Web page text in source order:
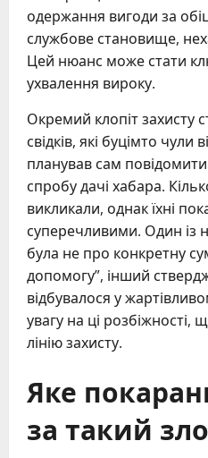
одержання вигоди за
службове становище,
Цей нюанс може стати
ухвалення вироку.
Окремий клопіт захисту
свідків, які буцімто
планував сам
спробу дачі хабара.
викликали, однак їхні
суперечливими. Один із
була не про конкретну
допомогу”, інший
відбувалося у
увагу на ці
лінію захисту.
Яке
за такий